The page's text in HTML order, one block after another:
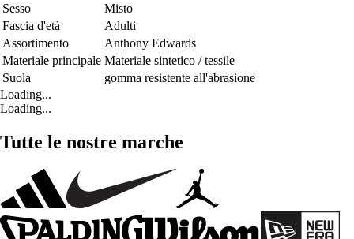
Sesso
Misto
Fascia d'età
Adulti
Assortimento
Anthony Edwards
Materiale principale Materiale sintetico / tessile
Suola
gomma resistente all'abrasione
Loading...
Loading...
Tutte le nostre marche